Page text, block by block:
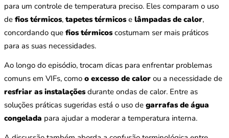
para um controle de temperatura preciso. Eles comparam o uso
de fios térmicos,tapetes térmicos e lâmpadas de calor,
concordando que fios térmicos costumam ser mais práticos
para as suas necessidades.
Ao longo do episódio, trocam dicas para enfrentar problemas
comuns em VIFs, como o excesso de calor ou a necessidade de
resfriar as instalações durante ondas de calor. Entre as
soluções práticas sugeridas está o uso de garrafas de água
congelada para ajudar a moderar a temperatura interna.